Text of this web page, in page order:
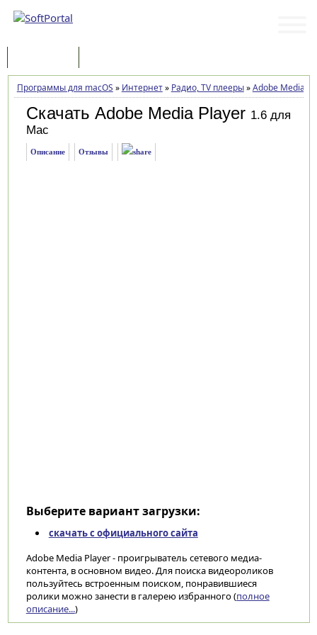
Программы для macOS » Интернет» Радио, TV плееры»Adobe Media
Скачать Adobe Media Player 1.6 для
Mac
Описание Отзывы
Выберите вариант загрузки:
скачать с официального сайта
Adobe Media Player - проигрыватель сетевого медиа-
контента, в основном видео. Для поиска видеороликов
пользуйтесь встроенным поиском, понравившиеся
ролики можно занести в галерею избранного (полное
описание...)